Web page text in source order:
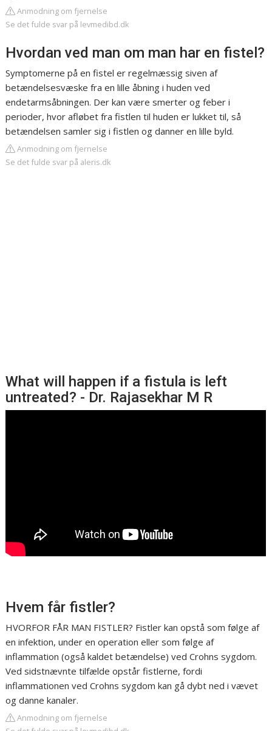
Anmodning om fjernelse
Se det fulde svar på levmedibd.dk
Hvordan ved man om man har en fistel?
Symptomerne på en fistel er regelmæssig siven af
betændelsesvæske fra en lille åbning i huden ved
endetarmsåbningen. Der kan være smerter og feber i
perioder, hvor afløbet fra fistlen til huden er lukket til, så
betændelsen samler sig i fistlen og danner en lille byld.
Anmodning om fjernelse
Se det fulde svar på aleris.dk
What will happen if a fistula is left
untreated? - Dr. Rajasekhar M R
Hvem får fistler?
HVORFOR FÅR MAN FISTLER? Fistler kan opstå som følge af
en infektion, under en operation eller som følge af
inflammation (også kaldet betændelse) ved Crohns sygdom.
Ved sidstnævnte tilfælde opstår fistlerne, fordi
inflammationen ved Crohns sygdom kan gå dybt ned i vævet
og danne kanaler.
Anmodning om fjernelse